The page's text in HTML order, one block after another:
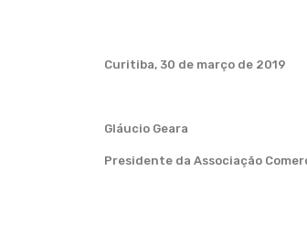
Curitiba, 30 de março de 2019
Gláucio Geara
Presidente da Associação